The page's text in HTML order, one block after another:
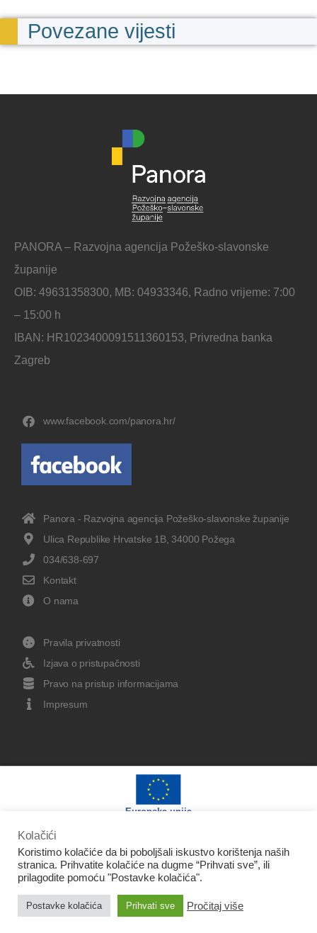
Povezane vijesti
PANORA – Razvojna agencija Požeško-slavonske
županije
OIB: 49631358300, MB: 04933346, Radno vrijeme: 7:00
– 15:00 h
IBAN: HR1023400091511360153, Privredna banka
Zagreb
www.facebook.com/panora.hr/
Panora - Razvojna agencija Požeško-slavonske županije
Ulica Republike Hrvatske 1B, 34000 Požega
034/638-697
Kontakt
O nama
Pravila privatnosti
Izjava o pristupačnosti
Pravo na pristup informacijama
Impresum
Europska unija
Europskog fonda za regionalni razvoj.
Kolačići
Koristimo kolačiće da bi poboljšali iskustvo korištenja naših
stranica. Prihvatite kolačiće na dugme “Prihvati sve”, ili
prilagodite pomoću "Postavke kolačića".
Postavke kolačića Prihvati sve Pročitaj više